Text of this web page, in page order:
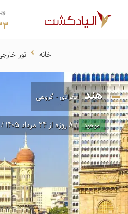
خانه تور
هند انفرادی - گروهی
موجود / 8 روزه از 24 مرداد 1405 / قیمت: از 899,000,000 ریال